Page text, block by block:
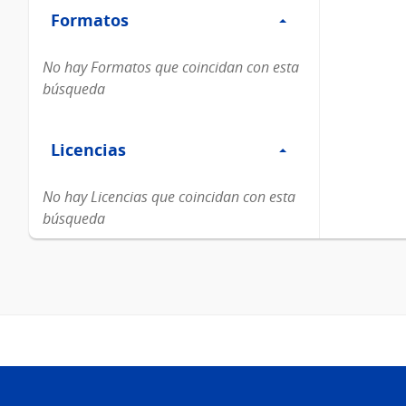
Formatos
Formatos
No hay Formatos que coincidan con esta
búsqueda
Licencias
Licencias
No hay Licencias que coincidan con esta
búsqueda